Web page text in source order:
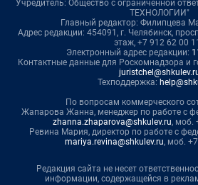
Учредитель: Общество с ограниченной
ТЕХНОЛОГИИ"
Главный редактор: Филипцева
Адрес редакции: 454091, г. Челябинск,
этаж, +7 912 62 00
Электронный адрес редакции:
Контактные данные для Роскомнадзора и
Техподдержка:
По вопросам коммерческого
Жапарова Жанна, менеджер по работе с
zhanna.zhaparova@shkulev.ru, моб.
Ревина Мария, директор по работе с
mariya.revina@shkulev.ru, моб.
Редакция сайта не несет
информации, содержащейся в